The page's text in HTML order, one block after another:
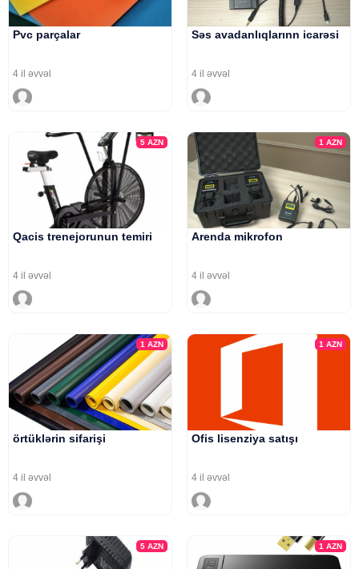
Pvc parçalar
4 il əvvəl
Səs avadanlıqlarınn icarəsi
4 il əvvəl
5AZN
Qacis trenejorunun temiri
4 il əvvəl
1 AZN
Arenda mikrofon
4 il əvvəl
1AZN
örtüklərin sifarişi
4 il əvvəl
1 AZN
Ofis lisenziya satışı
4 il əvvəl
5AZN 1 AZN